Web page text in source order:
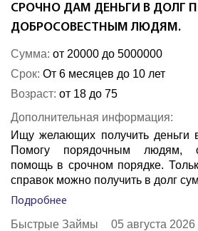
СРОЧНО ДАМ ДЕНЬГИ В ДОЛГ
ДОБРОСОВЕСТНЫМ ЛЮДЯМ.
Сумма: от 20000 до 5000000
Срок: От 6 месяцев до 10 лет
Возраст: от 18 до 75
Дополнительная информация:
Ищу желающих получить деньги
Помогу порядочным людям,
помощь в срочном порядке.
справок можно получить в долг
Подробнее
Быстрые Займы 05 августа 2026